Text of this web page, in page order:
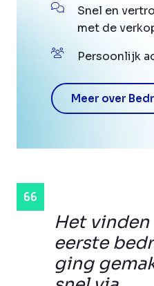
Het
eerste
ging
Snel en
met de
Persoonlijk
Meer over